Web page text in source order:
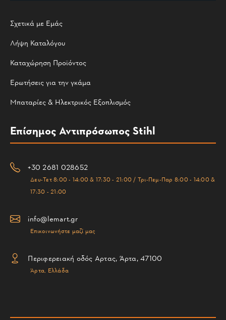
Σχετικά με Εμάς
Λήψη Καταλόγου
Καταχώρηση Προϊόντος
Ερωτήσεις για την γκάμα
Μπαταρίες & Ηλεκτρικός Εξοπλισμός
Επίσημος Αντιπρόσωπος Stihl
+30 2681 028652
Δευ-Τετ 8:00 - 14:00 & 17:30 - 21:00 / Τρι-Πεμ-Παρ 8:00 - 14:00 &
17:30 - 21:00
info@lemart.gr
Επικοινωνήστε μαζί μας
Περιφερειακή οδός Αρτας, Άρτα, 47100
Άρτα, Ελλάδα